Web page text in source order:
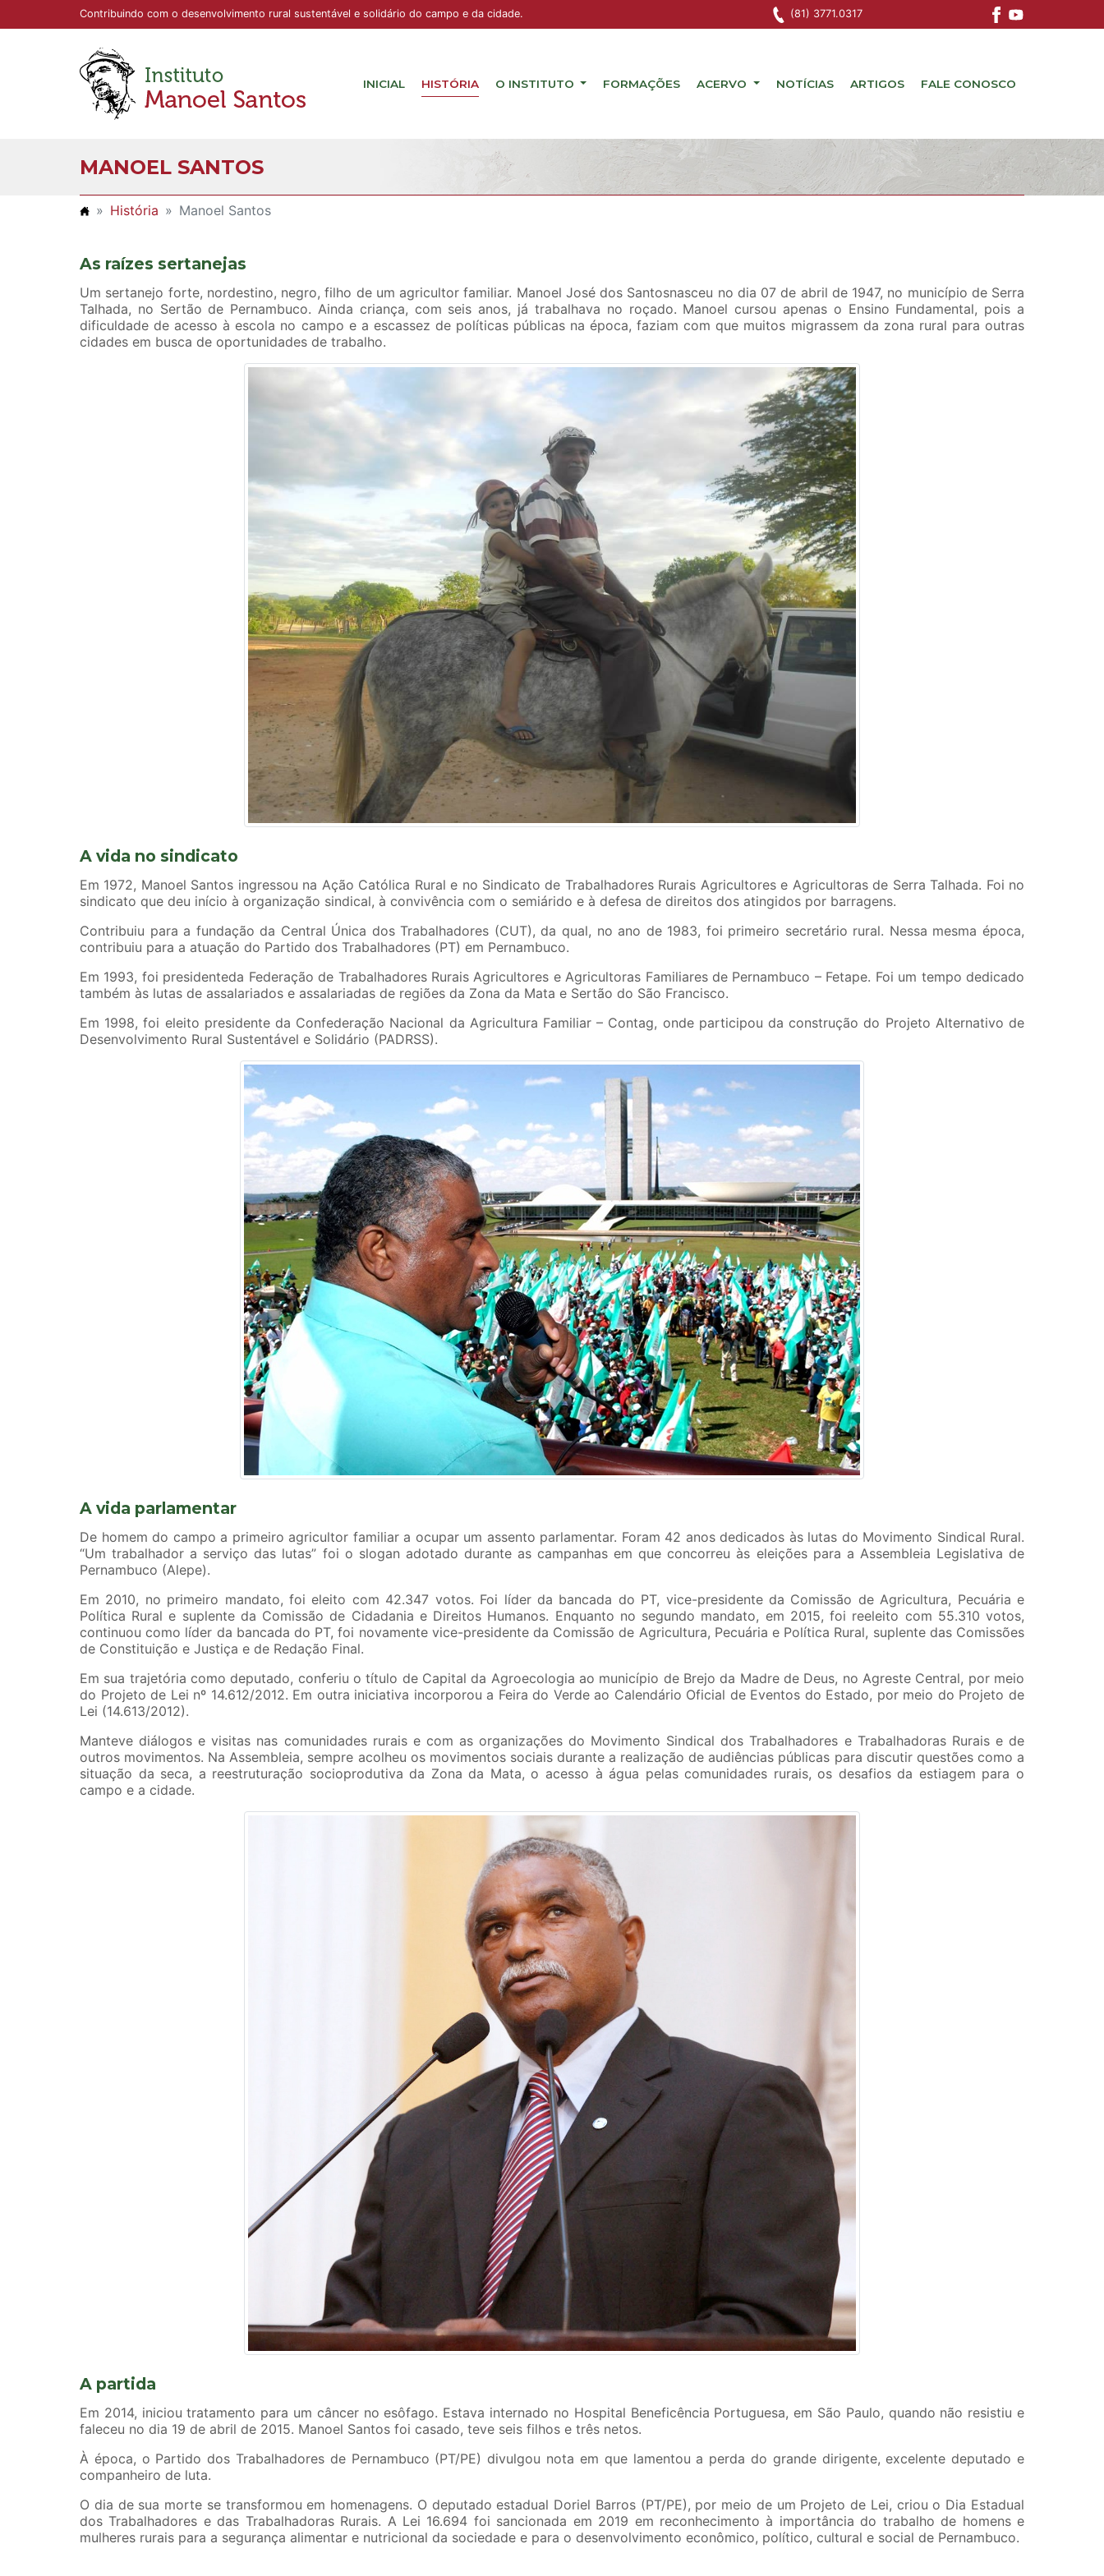
Contribuindo com o desenvolvimento rural sustentável e solidário do campo e da cidade. (81) 3771.0317
INICIAL HISTÓRIA O INSTITUTO FORMAÇÕES ACERVO NOTÍCIAS ARTIGOS FALE CONOSCO
MANOEL SANTOS
História Manoel Santos
As raízes sertanejas
Um sertanejo forte, nordestino, negro, filho de um agricultor familiar. Manoel José dos Santosnasceu no dia 07 de abril de 1947, no município de Serra
Talhada, no Sertão de Pernambuco. Ainda criança, com seis anos, já trabalhava no roçado. Manoel cursou apenas o Ensino Fundamental, pois a
dificuldade de acesso à escola no campo e a escassez de políticas públicas na época, faziam com que muitos migrassem da zona rural para outras
cidades em busca de oportunidades de trabalho.
A vida no sindicato
Em 1972, Manoel Santos ingressou na Ação Católica Rural e no Sindicato de Trabalhadores Rurais Agricultores e Agricultoras de Serra Talhada. Foi no
sindicato que deu início à organização sindical, à convivência com o semiárido e à defesa de direitos dos atingidos por barragens.
Contribuiu para a fundação da Central Única dos Trabalhadores (CUT), da qual, no ano de 1983, foi primeiro secretário rural. Nessa mesma época,
contribuiu para a atuação do Partido dos Trabalhadores (PT) em Pernambuco.
Em 1993, foi presidenteda Federação de Trabalhadores Rurais Agricultores e Agricultoras Familiares de Pernambuco – Fetape. Foi um tempo dedicado
também às lutas de assalariados e assalariadas de regiões da Zona da Mata e Sertão do São Francisco.
Em 1998, foi eleito presidente da Confederação Nacional da Agricultura Familiar – Contag, onde participou da construção do Projeto Alternativo de
Desenvolvimento Rural Sustentável e Solidário (PADRSS).
A vida parlamentar
De homem do campo a primeiro agricultor familiar a ocupar um assento parlamentar. Foram 42 anos dedicados às lutas do Movimento Sindical Rural.
“Um trabalhador a serviço das lutas” foi o slogan adotado durante as campanhas em que concorreu às eleições para a Assembleia Legislativa de
Pernambuco (Alepe).
Em 2010, no primeiro mandato, foi eleito com 42.347 votos. Foi líder da bancada do PT, vice-presidente da Comissão de Agricultura, Pecuária e
Política Rural e suplente da Comissão de Cidadania e Direitos Humanos. Enquanto no segundo mandato, em 2015, foi reeleito com 55.310 votos,
continuou como líder da bancada do PT, foi novamente vice-presidente da Comissão de Agricultura, Pecuária e Política Rural, suplente das Comissões
de Constituição e Justiça e de Redação Final.
Em sua trajetória como deputado, conferiu o título de Capital da Agroecologia ao município de Brejo da Madre de Deus, no Agreste Central, por meio
do Projeto de Lei nº 14.612/2012. Em outra iniciativa incorporou a Feira do Verde ao Calendário Oficial de Eventos do Estado, por meio do Projeto de
Lei (14.613/2012).
Manteve diálogos e visitas nas comunidades rurais e com as organizações do Movimento Sindical dos Trabalhadores e Trabalhadoras Rurais e de
outros movimentos. Na Assembleia, sempre acolheu os movimentos sociais durante a realização de audiências públicas para discutir questões como a
situação da seca, a reestruturação socioprodutiva da Zona da Mata, o acesso à água pelas comunidades rurais, os desafios da estiagem para o
campo e a cidade.
A partida
Em 2014, iniciou tratamento para um câncer no esôfago. Estava internado no Hospital Beneficência Portuguesa, em São Paulo, quando não resistiu e
faleceu no dia 19 de abril de 2015. Manoel Santos foi casado, teve seis filhos e três netos.
À época, o Partido dos Trabalhadores de Pernambuco (PT/PE) divulgou nota em que lamentou a perda do grande dirigente, excelente deputado e
companheiro de luta.
O dia de sua morte se transformou em homenagens. O deputado estadual Doriel Barros (PT/PE), por meio de um Projeto de Lei, criou o Dia Estadual
dos Trabalhadores e das Trabalhadoras Rurais. A Lei 16.694 foi sancionada em 2019 em reconhecimento à importância do trabalho de homens e
mulheres rurais para a segurança alimentar e nutricional da sociedade e para o desenvolvimento econômico, político, cultural e social de Pernambuco.